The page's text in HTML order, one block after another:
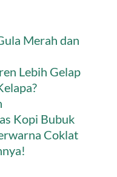
Merah dan
Lebih Gelap
Kopi Bubuk
Coklat